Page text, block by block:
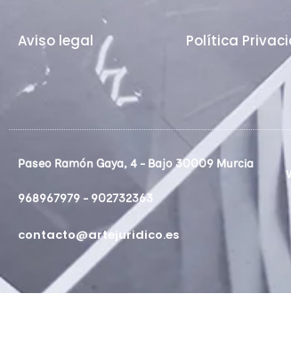
Aviso legal Política
Paseo Ramón Gaya, 4 - Bajo 30009 Murcia
968967979 - 902732363
contacto@artejuridico.es